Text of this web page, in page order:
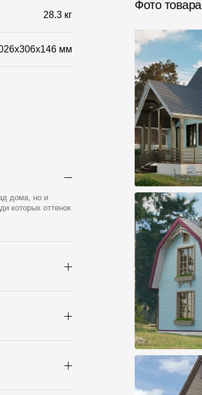
28.3 кг
мм
дома, но и
которых оттенок
Фото товара